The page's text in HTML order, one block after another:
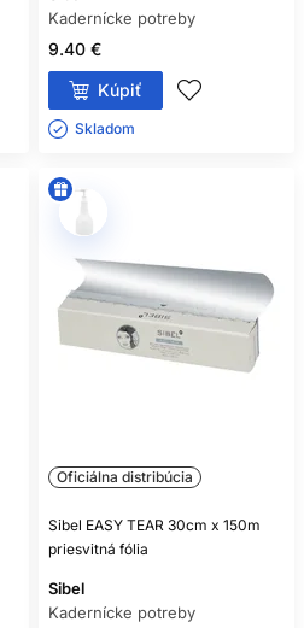
Kadernícke potreby
9.40 €
Kúpiť
Skladom ㅤ
Oficiálna distribúcia
Sibel EASY TEAR 30cm x 150m
priesvitná fólia
Sibel
Kadernícke potreby